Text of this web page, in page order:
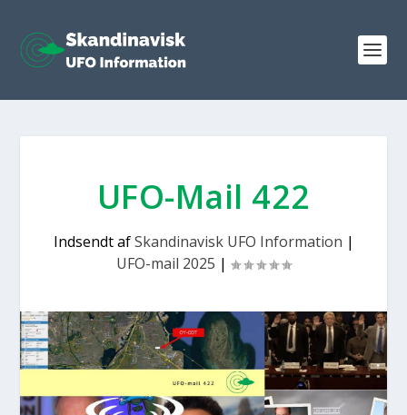
UFO-Mail 422
Indsendt afSkandinavisk UFO Information |
UFO-mail 2025 |